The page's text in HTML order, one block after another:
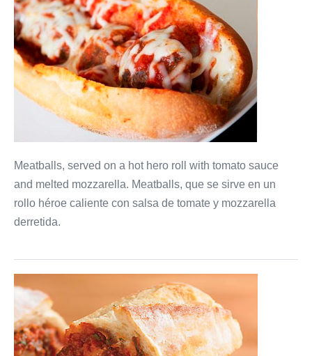
Meatballs, served on a hot hero roll with tomato sauce
and melted mozzarella. Meatballs, que se sirve en un
rollo héroe caliente con salsa de tomate y mozzarella
derretida.
Sausage
Parmigiana
Hero